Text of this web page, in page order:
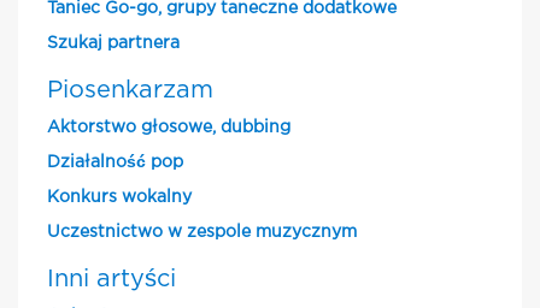
Taniec Go-go, grupy taneczne dodatkowe
Szukaj partnera
Piosenkarzam
Aktorstwo głosowe, dubbing
Działalność pop
Konkurs wokalny
Uczestnictwo w zespole muzycznym
Inni artyści